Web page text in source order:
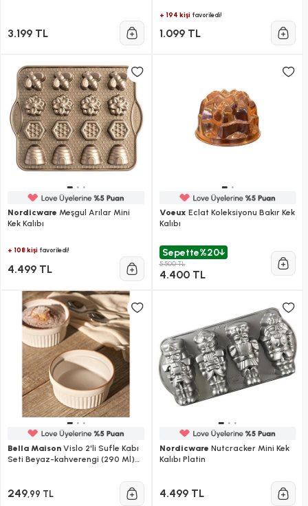
3.199 TL
+ 194 kişifavoriledi!
1.099 TL
Nordicware Meşgul Arılar Mini
Kek Kalıbı
+ 108 kişi favoriledi!
4.499 TL
Voeux Eclat Koleksiyonu Bakır Kek
Kalıbı
Sepette%20
5.500 TL
4.400 TL
Bella Maison Vislo 2'li Sufle Kabı
Seti Beyaz-kahverengi (290 Ml)
249,99 TL
Nordicware Nutcracker Mini Kek
Kalıbı Platin
4.499 TL